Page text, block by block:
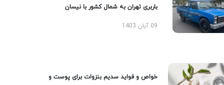
باربری تهران به شمال کشور با نیسان
09 آبان 1403
خواص و فواید سدیم بنزوات برای پوست و